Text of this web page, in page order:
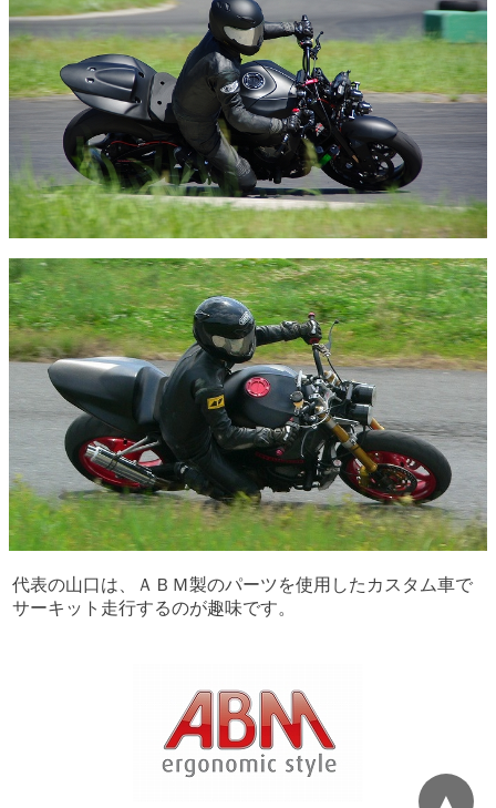
代表の山口は、ＡＢＭ製のパーツを使用したカスタム車で
サーキット走行するのが趣味です。
▲